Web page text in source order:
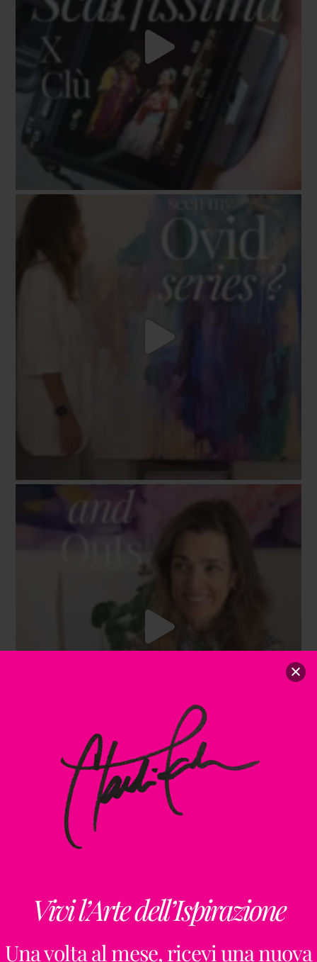
Vivi l’Arte dell’Ispirazione
Una volta al mese, ricevi una nuova